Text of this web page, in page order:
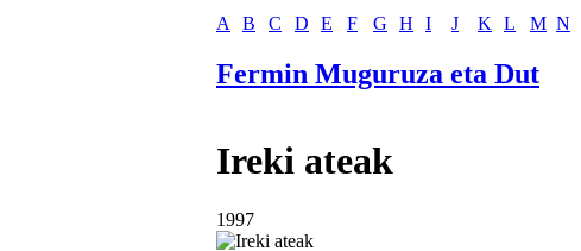
A
B C D E F G H I J K L M N
Fermin Muguruza eta Dut
Ireki ateak
1997